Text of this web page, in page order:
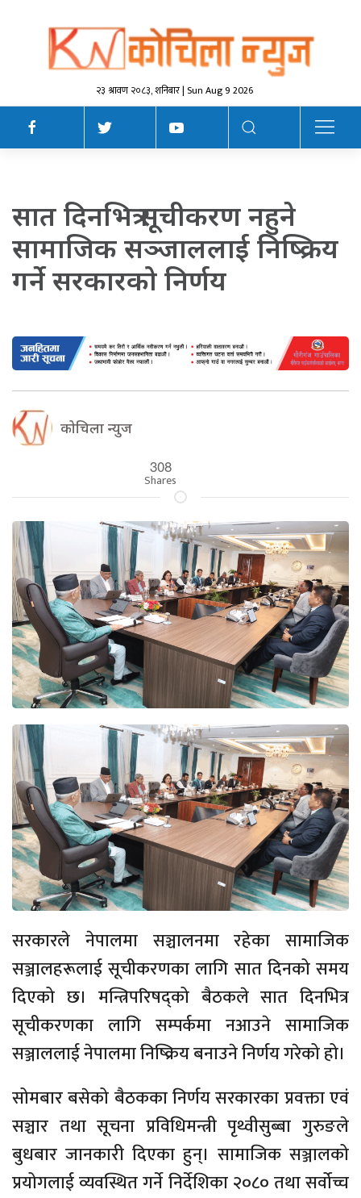
२३ श्रावण २०८३, शनिबार | Sun Aug 9 2026
सात दिनभित्र सूचीकरण नहुने
सामाजिक सञ्जाललाई निष्क्रिय
गर्ने सरकारको निर्णय
कोचिला न्युज
308
Shares
सरकारले नेपालमा सञ्चालनमा रहेका सामाजिक
सञ्जालहरूलाई सूचीकरणका लागि सात दिनको समय
दिएको छ। मन्त्रिपरिषद्को बैठकले सात दिनभित्र
सूचीकरणका लागि सम्पर्कमा नआउने सामाजिक
सञ्जाललाई नेपालमा निष्क्रिय बनाउने निर्णय गरेको हो।
सोमबार बसेको बैठकका निर्णय सरकारका प्रवक्ता एवं
सञ्चार तथा सूचना प्रविधिमन्त्री पृथ्वीसुब्बा गुरुङले
बुधबार जानकारी दिएका हुन्। सामाजिक सञ्जालको
प्रयोगलाई व्यवस्थित गर्ने निर्देशिका २०८० तथा सर्वोच्च